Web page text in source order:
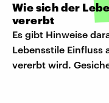
Wie sich der
vererbt
Es gibt Hinweise
Lebensstile Einfluss
vererbt wird.